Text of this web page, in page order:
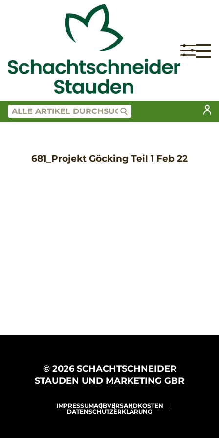
681_Projekt Göcking Teil 1 Feb 22
© 2026 SCHACHTSCHNEIDER
STAUDEN UND MARKETING GBR
IMPRESSUMAGBVERSANDKOSTEN
DATENSCHUTZERKLÄRUNG